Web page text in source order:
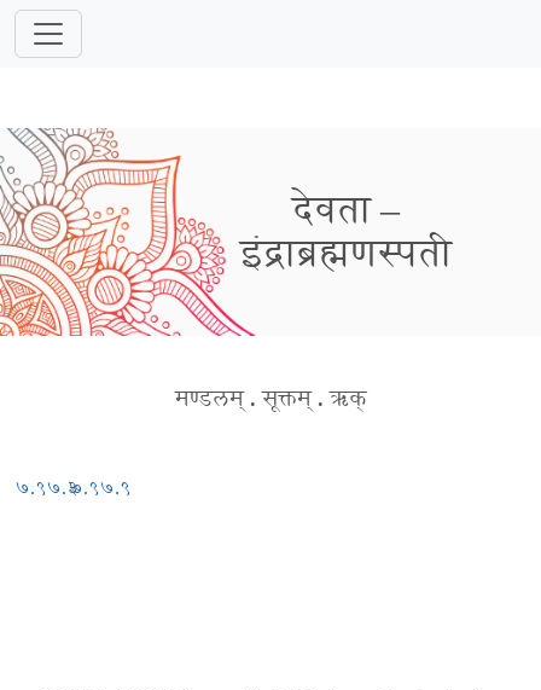
देवता –
इंद्राब्रह्मणस्पती
मण्डलम् . सूक्तम् . ऋक्
७.९७.३७.९७.९